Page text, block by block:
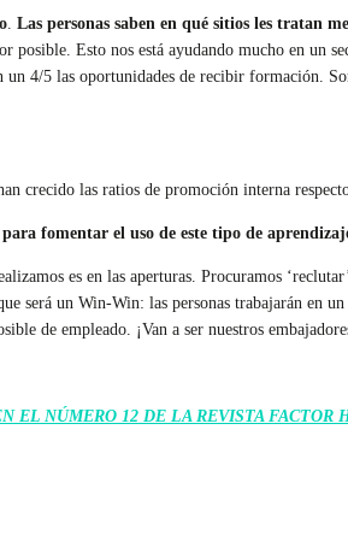
Las personas saben en qué sitios les tratan
posible. Esto nos está ayudando mucho en un
4/5 las oportunidades de recibir formación.
crecido las ratios de promoción interna
fomentar el uso de este tipo de
es en las aperturas. Procuramos
será un Win-Win: las personas trabajarán
de empleado. ¡Van a ser nuestros
EL NÚMERO 12 DE LA REVISTA FACTOR